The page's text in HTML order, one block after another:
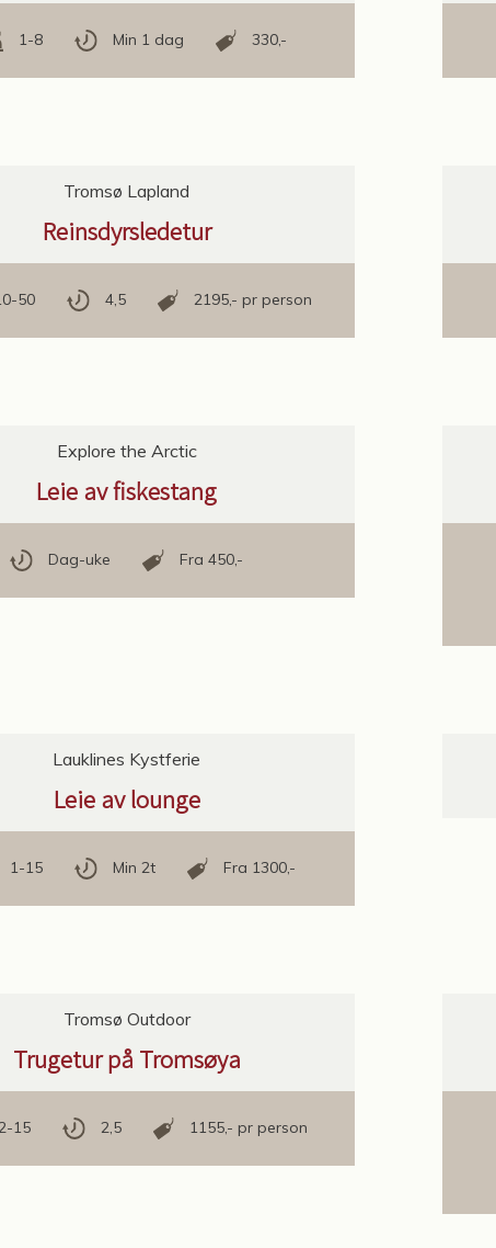
1-8 Min 1 dag 330,-
Tromsø Lapland
Reinsdyrsledetur
50 4,5 2195,- pr person
Explore the Arctic
Leie av fiskestang
Dag-uke Fra 450,-
Lauklines Kystferie
Leie av lounge
1-15 Min 2t Fra 1300,-
Tromsø Outdoor
Trugetur på Tromsøya
15 2,5 1155,- pr person